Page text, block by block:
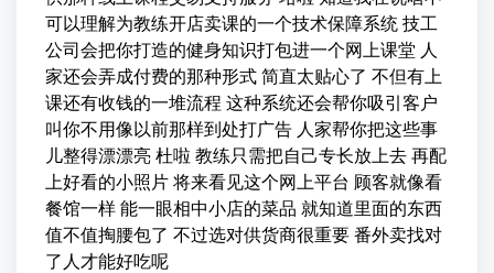
可以理解为教练开店卖课的一个技术保障系统 技工
公司会把你打造的健身知识打包进一个网上课堂 人
家还会弄成付费的那种形式 简直太贴心了 不但有上
课还有收钱的一堆流程 这种系统还会帮你吸引客户
叫你不用像以前那样到处打广告 人家帮你把这些事
儿整得漂漂亮 杜啦 教练只需把自己专长放上去 再配
上好看的小照片 将来看见这个网上平台 顾客就像看
餐馆一样 能一眼相中小店的菜品 就知道里面的东西
值不值掏腰包了 不过选对供货商很重要 番外卖找对
了人才能好吃呢